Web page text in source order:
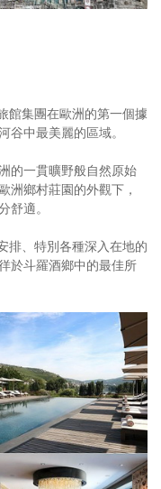
館集團在歐洲的第一個據
中最美麗的區域。
的一貫曠野般自然原始
洲鄉村莊園的外觀下，
適。
排、特別各種深入在地的
於斗羅酒鄉中的最佳所